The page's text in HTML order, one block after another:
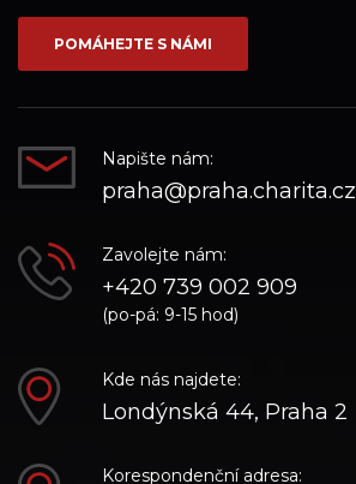
síti_Facebook
POMÁHEJTE S NÁMI
Napište nám:
praha@praha.charita.cz
Zavolejte nám:
+420 739 002 909
(po-pá: 9-15 hod)
Kde nás najdete:
Londýnská 44, Praha 2
Korespondenční adresa: